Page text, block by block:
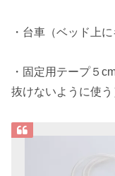
・台車（ベッド上
・固定用テープ５
抜けないように使う